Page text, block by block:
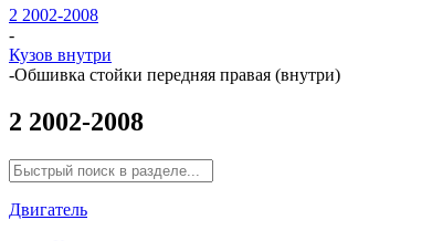
2 2002-2008
-
Кузов внутри
-Обшивка стойки передняя правая (внутри)
2 2002-2008
Двигатель